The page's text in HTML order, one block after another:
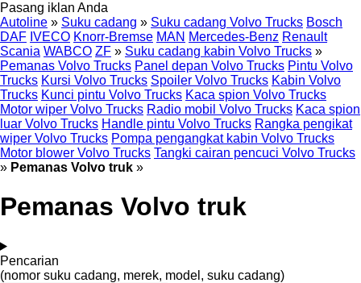
Pasang iklan Anda
Autoline » Suku cadang » Suku cadang Volvo Trucks Bosch
DAF IVECO Knorr-Bremse MAN Mercedes-Benz Renault
Scania WABCO ZF » Suku cadang kabin Volvo Trucks »
Pemanas Volvo Trucks Panel depan Volvo Trucks Pintu Volvo
Trucks Kursi Volvo Trucks Spoiler Volvo Trucks Kabin Volvo
Trucks Kunci pintu Volvo Trucks Kaca spion Volvo Trucks
Motor wiper Volvo Trucks Radio mobil Volvo Trucks Kaca spion
luar Volvo Trucks Handle pintu Volvo Trucks Rangka pengikat
wiper Volvo Trucks Pompa pengangkat kabin Volvo Trucks
Motor blower Volvo Trucks Tangki cairan pencuci Volvo Trucks
» Pemanas Volvo truk »
Pemanas Volvo truk
Pencarian
(nomor suku cadang, merek, model, suku cadang)